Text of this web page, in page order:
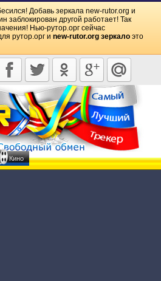
Добавь зеркала new-rutor.org и
заблокирован другой работает! Так
Нью-рутор.орг сейчас
рутор.орг и new-rutor.org зеркало это